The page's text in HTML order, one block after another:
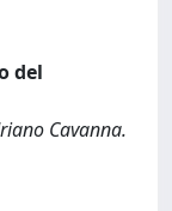
del
Cavanna.